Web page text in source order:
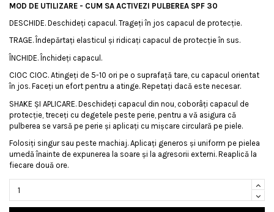
MOD DE UTILIZARE - CUM SA ACTIVEZI PULBEREA SPF 30
DESCHIDE. Deschideți capacul. Trageți în jos capacul de protecție.
TRAGE. Îndepărtați elasticul și ridicați capacul de protecție în sus.
ÎNCHIDE. Închideți capacul.
CIOC CIOC. Atingeți de 5-10 ori pe o suprafață tare, cu capacul orientat
în jos. Faceți un efort pentru a atinge. Repetați dacă este necesar.
SHAKE ȘI APLICARE. Deschideți capacul din nou, coborâți capacul de
protecție, treceți cu degetele peste perie, pentru a vă asigura că
pulberea se varsă pe perie și aplicați cu mișcare circulară pe piele.
Folosiți singur sau peste machiaj. Aplicați generos și uniform pe pielea
umedă înainte de expunerea la soare și la agresorii externi. Reaplică la
fiecare două ore.